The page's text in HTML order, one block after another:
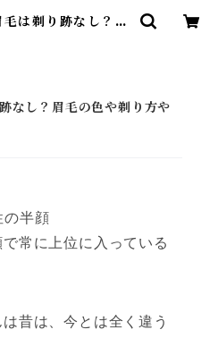
は剃り跡なし？眉
なし？眉毛の色や剃り方や
常に上位に入っている
昔は、今とは全く違う